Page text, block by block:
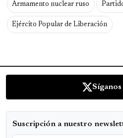
Armamento nuclear ruso
Ejército Popular de Liberación
Suscripción a nuestro